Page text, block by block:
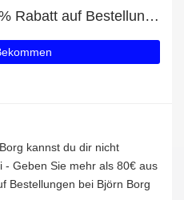
Björn Borg Angebot: 19% Rabatt auf Bestellungen über 80€
kannst du dir nicht
- Geben Sie mehr als 80€ aus
Bestellungen bei Björn Borg